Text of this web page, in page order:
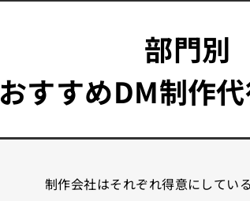
部門別
おすすめDM制作
制作会社はそれぞれ得意にしてい